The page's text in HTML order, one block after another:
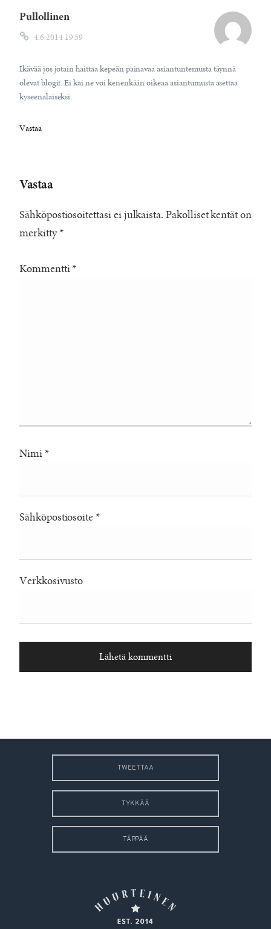
Pullollinen
4.6.2014 19:59
Ikävää jos jotain haittaa kepeän painavaa asiantuntemusta täynnä
olevat blogit. Ei kai ne voi kenenkään oikeaa asiantumusta asettaa
kyseenalaiseksi.
Vastaa
Vastaa
Sähköpostiosoitettasi ei julkaista. Pakolliset kentät on
merkitty *
Kommentti *
Nimi *
Sähköpostiosoite *
Verkkosivusto
TWEETTAA
TYKKÄÄ
TÄPPÄÄ